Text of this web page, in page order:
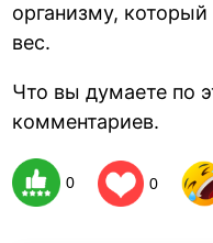
организму,
вес.
Что вы думаете по
комментариев.
0 0